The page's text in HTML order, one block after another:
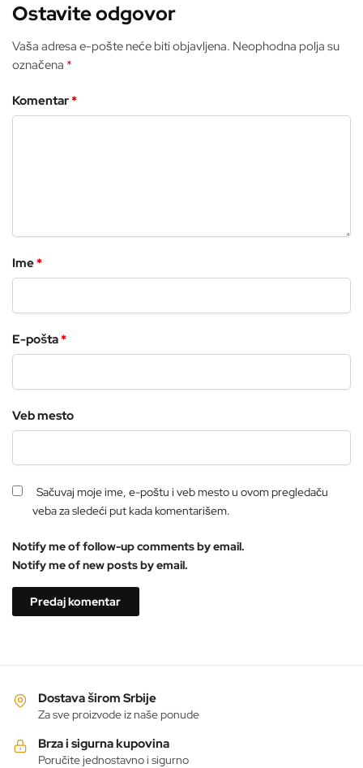
Ostavite odgovor
Vaša adresa e-pošte neće biti objavljena. Neophodna polja su
označena *
Komentar*
Ime*
E-pošta*
Veb mesto
Sačuvaj moje ime, e-poštu i veb mesto u ovom pregledaču
veba za sledeći put kada komentarišem.
Notify me of follow-up comments by email.
Notify me of new posts by email.
Dostava širom Srbije
Za sve proizvode iz naše ponude
Brza i sigurna kupovina
Poručite jednostavno i sigurno